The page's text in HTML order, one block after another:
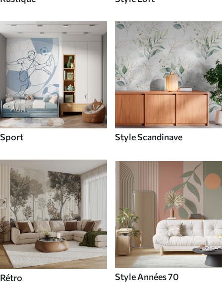
Sport Style Scandinave
Rétro Style Années 70